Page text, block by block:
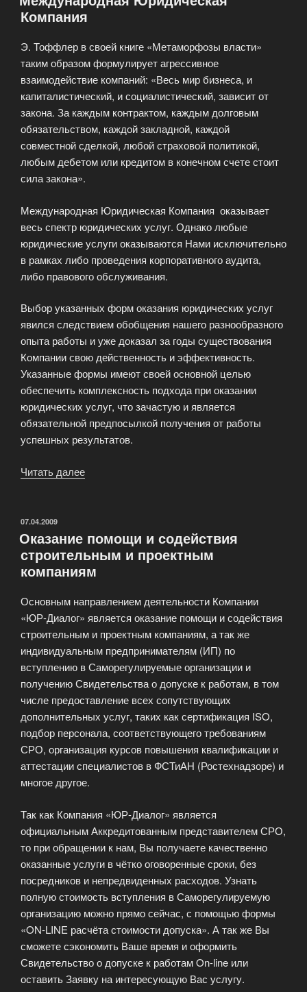
Компания
Э. Тоффлер в своей книге «Метаморфозы власти»
таким образом формулирует агрессивное
взаимодействие компаний: «Весь мир бизнеса, и
капиталистический, и социалистический, зависит от
закона. За каждым контрактом, каждым долговым
обязательством, каждой закладной, каждой
совместной сделкой, любой страховой политикой,
любым дебетом или кредитом в конечном счете стоит
сила закона».
Международная Юридическая Компания оказывает
весь спектр юридических услуг. Однако любые
юридические услуги оказываются Нами исключительно
в рамках либо проведения корпоративного аудита,
либо правового обслуживания.
Выбор указанных форм оказания юридических услуг
явился следствием обобщения нашего разнообразного
опыта работы и уже доказал за годы существования
Компании свою действенность и эффективность.
Указанные формы имеют своей основной целью
обеспечить комплексность подхода при оказании
юридических услуг, что зачастую и является
обязательной предпосылкой получения от работы
успешных результатов.
Читать далее
ОПУБЛИКОВАНО
07.04.2009
Оказание помощи и содействия
строительным и проектным
компаниям
Основным направлением деятельности Компании
«ЮР-Диалог» является оказание помощи и содействия
строительным и проектным компаниям, а так же
индивидуальным предпринимателям (ИП) по
вступлению в Саморегулируемые организации и
получению Свидетельства о допуске к работам, в том
числе предоставление всех сопутствующих
дополнительных услуг, таких как сертификация ISO,
подбор персонала, соответствующего требованиям
СРО, организация курсов повышения квалификации и
аттестации специалистов в ФСТиАН (Ростехнадзоре) и
многое другое.
Так как Компания «ЮР-Диалог» является
официальным Аккредитованным представителем СРО,
то при обращении к нам, Вы получаете качественно
оказанные услуги в чётко оговоренные сроки, без
посредников и непредвиденных расходов. Узнать
полную стоимость вступления в Саморегулируемую
организацию можно прямо сейчас, с помощью формы
«ON-LINE расчёта стоимости допуска». А так же Вы
сможете сэкономить Ваше время и оформить
Свидетельство о допуске к работам On-line или
оставить Заявку на интересующую Вас услугу.